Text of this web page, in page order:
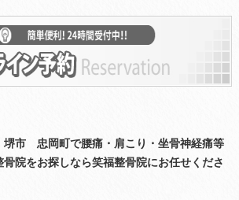
市 忠岡町で腰痛・肩こり・坐骨神経痛等
院をお探しなら笑福整骨院にお任せくださ